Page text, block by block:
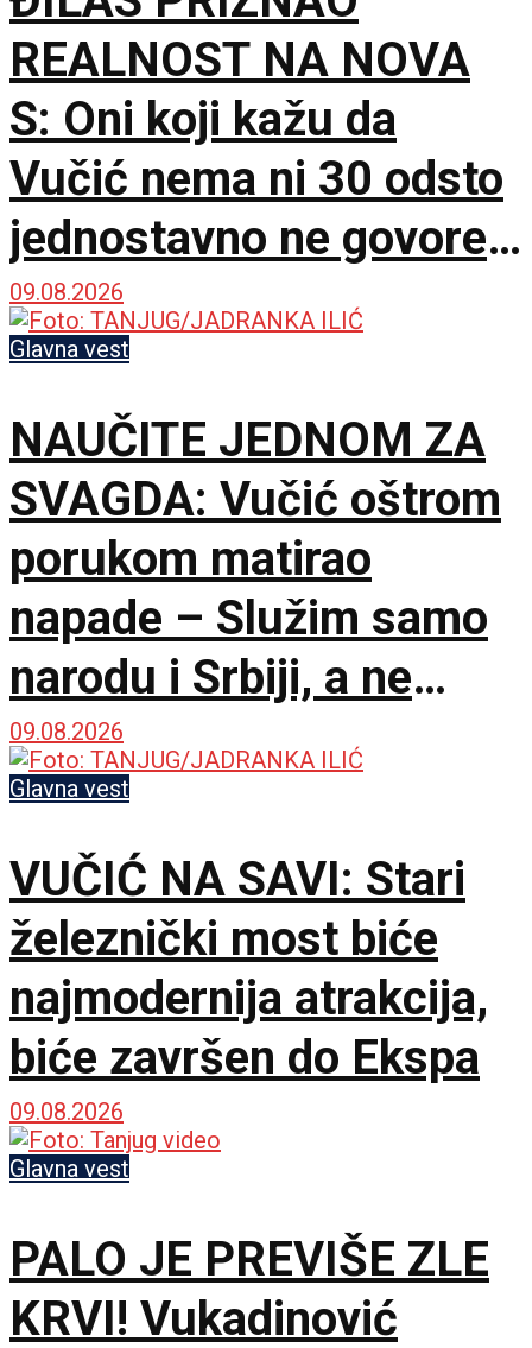
REALNOST NA NOVA
S: Oni koji kažu da
Vučić nema ni 30 odsto
jednostavno ne govore
istinu
09.08.2026
Glavna vest
NAUČITE JEDNOM ZA
SVAGDA: Vučić oštrom
porukom matirao
napade – Služim samo
narodu i Srbiji, a ne
stranim silama
09.08.2026
Glavna vest
VUČIĆ NA SAVI: Stari
železnički most biće
najmodernija atrakcija,
biće završen do Ekspa
09.08.2026
Glavna vest
PALO JE PREVIŠE ZLE
KRVI! Vukadinović